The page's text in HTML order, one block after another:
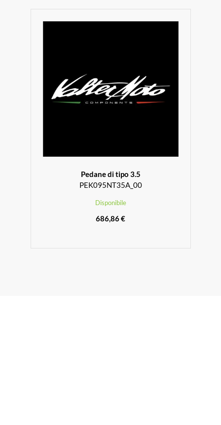
Pedane di tipo 3.5
PEK095NT35A_00
Disponibile
686,86 €